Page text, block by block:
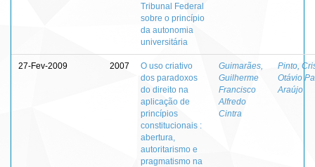
Tribunal Federal
sobre o princípio
da autonomia
universitária
27-Fev-2009 2007
O uso criativo
dos paradoxos
do direito na
aplicação de
princípios
constitucionais :
abertura,
autoritarismo e
pragmatismo na
Guimarães,
Guilherme
Francisco
Alfredo
Cintra
Pinto,
Otávio
Araújo